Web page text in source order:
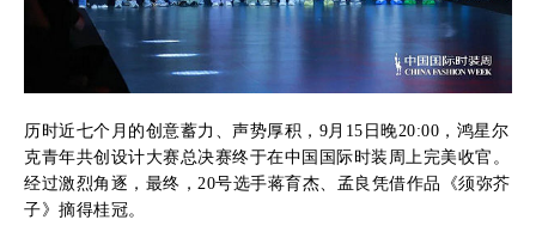
历时近七个月的创意蓄力、声势厚积，9月15日晚20:00，鸿星尔
克青年共创设计大赛总决赛终于在中国国际时装周上完美收官。
经过激烈角逐，最终，20号选手蒋育杰、孟良凭借作品《须弥芥
子》摘得桂冠。